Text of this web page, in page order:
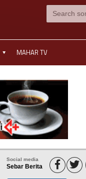
MAHAR TV
Social media
Sebar Berita  